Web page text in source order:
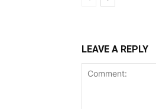
LEAVE A REPLY